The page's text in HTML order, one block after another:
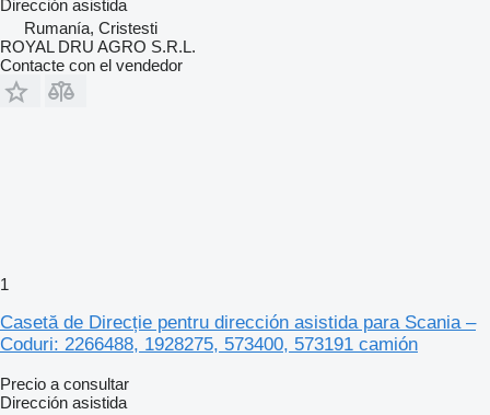
Dirección asistida
Rumanía, Cristesti
ROYAL DRU AGRO S.R.L.
Contacte con el vendedor
1
Casetă de Direcție pentru dirección asistida para Scania –
Coduri: 2266488, 1928275, 573400, 573191 camión
Precio a consultar
Dirección asistida